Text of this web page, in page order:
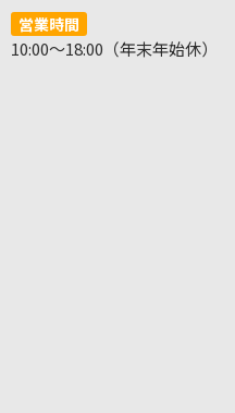
営業時間
10:00～18:00（年末年始休）